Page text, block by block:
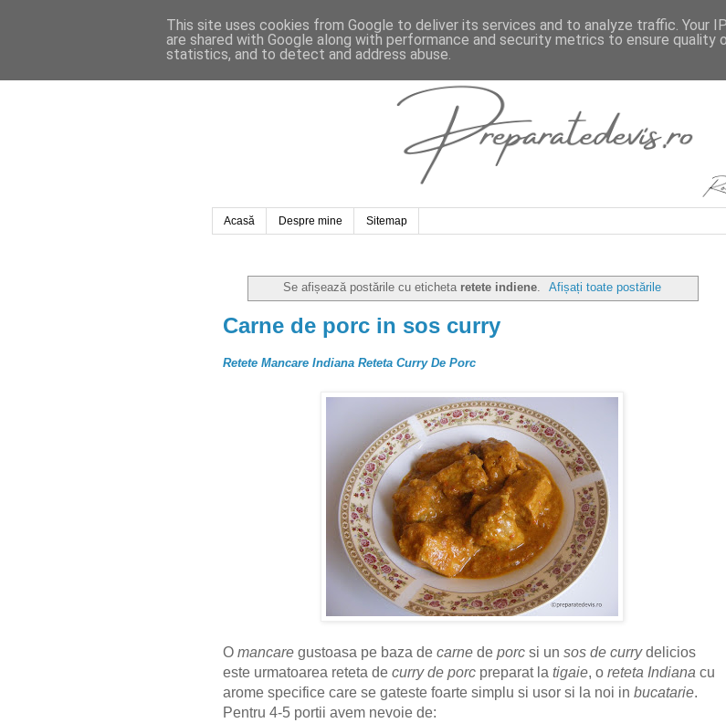
Acasă Despre mine Sitemap
Se afișează postările cu eticheta retete indiene. Afișați toate postările
Carne de porc in sos curry
Retete Mancare Indiana Reteta Curry De Porc
O mancare gustoasa pe baza de carne de porc si un sos de currydelicios
este urmatoarea reteta de curry de porc preparat la tigaie, o reteta Indiana cu
arome specifice care se gateste foarte simplu si usor si la noi in bucatarie.
Pentru 4-5 portii avem nevoie de:
This site uses cookies from Google to deliver its services and to analyze traffic. Your
are shared with Google along with performance and security metrics to ensure quality
statistics, and to detect and address abuse.